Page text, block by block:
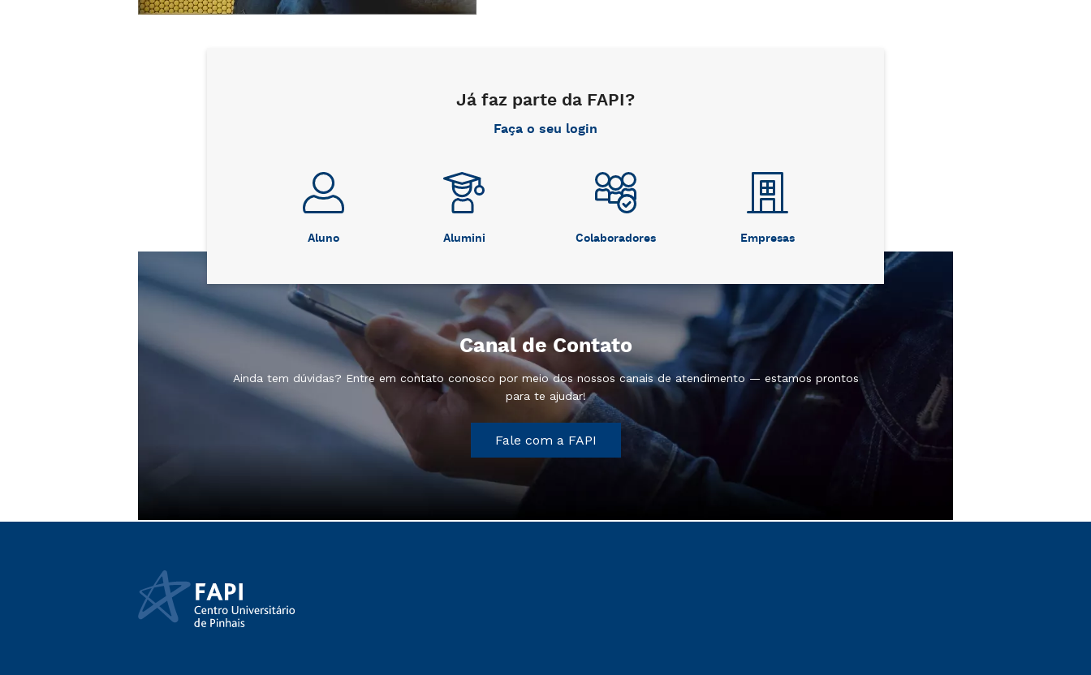
Já faz parte da FAPI?
Faça o seu login
Aluno Alumini Colaboradores Empresas
Canal de Contato
Ainda tem dúvidas? Entre em contato conosco por meio dos nossos canais de atendimento — estamos prontos
para te ajudar!
Fale com a FAPI